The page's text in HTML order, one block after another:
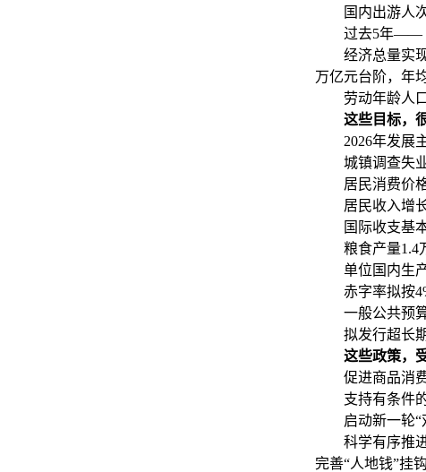
国内出游人次
过去5年——
经济总量实现
万亿元台阶，年
劳动年龄人口
这些目标，
2026年发展主
城镇调查失业
居民消费价格
居民收入增长
国际收支基本
粮食产量1.4万
单位国内生产
赤字率拟按4%
一般公共预算
拟发行超长期
这些政策，
促进商品消费
支持有条件的
启动新一轮“
科学有序推进
完善“人地钱”挂